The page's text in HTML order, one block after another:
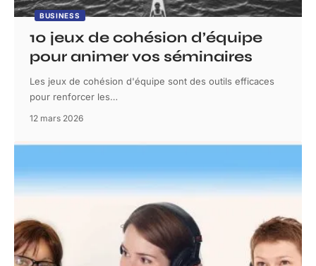
BUSINESS
10 jeux de cohésion d’équipe
pour animer vos séminaires
Les jeux de cohésion d'équipe sont des outils efficaces
pour renforcer les…
12 mars 2026